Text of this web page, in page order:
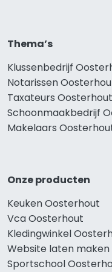
Thema’s
Klussenbedrijf
Notarissen
Taxateurs Oosterhout
Schoonmaakbedrijf
Makelaars
Onze producten
Keuken Oosterhout
Vca Oosterhout
Kledingwinkel
Website laten
Sportschool